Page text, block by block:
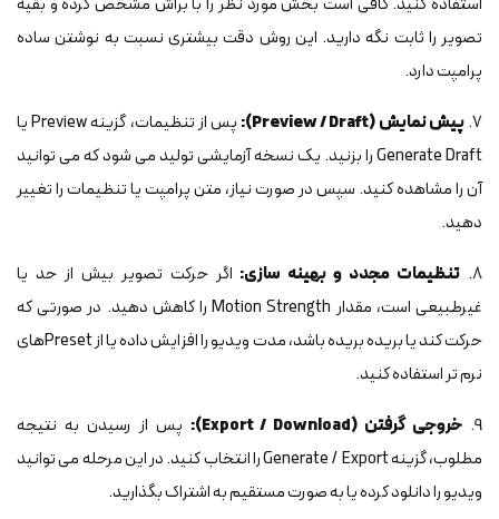
تصویر را ثابت نگه دارید. این روش دقت بیشتری نسبت به نوشتن ساده
پرامپت دارد.
7. پیش نمایش (Preview / Draft):
پس از تنظیمات، گزینه Preview یا
Generate Draft را بزنید. یک نسخه آزمایشی تولید می شود که می توانید
آن را مشاهده کنید. سپس در صورت نیاز، متن پرامپت یا تنظیمات را تغییر
دهید.
8. تنظیمات مجدد و بهینه سازی: اگر حرکت تصویر بیش از حد یا
غیرطبیعی است، مقدار Motion Strength را کاهش دهید. در صورتی که
حرکت کند یا بریده بریده باشد، مدت ویدیو را افزایش داده یا از Presetهای
نرم تر استفاده کنید.
9. خروجی گرفتن (Export / Download):
پس از رسیدن به نتیجه
مطلوب، گزینه Generate / Export را انتخاب کنید. در این مرحله می توانید
ویدیو را دانلود کرده یا به صورت مستقیم به اشتراک بگذارید.